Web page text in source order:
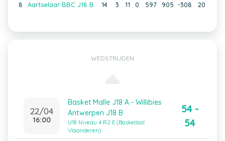
8 Aartselaar BBC J18 B 14 3 11 0 597 905 -308 20
WEDSTRIJDEN
22/04
16:00
Basket Malle J18 A - Willibies
Antwerpen J18 B
U18 Niveau 4 R2 E (Basketbal
Vlaanderen)
54 -
54